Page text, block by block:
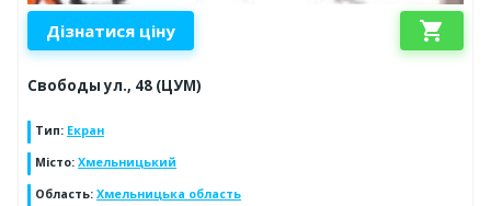
Дізнатися ціну shopping_cart
Свободы ул., 48 (ЦУМ)
Тип: Екран
Місто: Хмельницький
Область: Хмельницька область